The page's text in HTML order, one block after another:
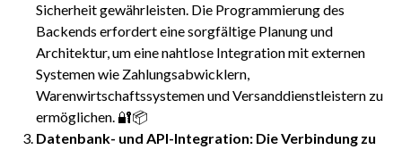
Sicherheit gewährleisten. Die Programmierung des
Backends erfordert eine sorgfältige Planung und
Architektur, um eine nahtlose Integration mit externen
Systemen wie Zahlungsabwicklern,
Warenwirtschaftssystemen und Versanddienstleistern zu
ermöglichen. 🔐📦
Datenbank- und API-Integration: Die Verbindung zu